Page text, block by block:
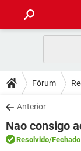
CELULAR
OUTLOOK
INSTAGRAM
GUIA DE COMPRAS
DICAS
JOGOS
OUTLOOK
DOWNLOADS
JOGOS
CELULAR
FÓRUM
Fórum
Anterior
Nao consigo
Resolvido/Fechado